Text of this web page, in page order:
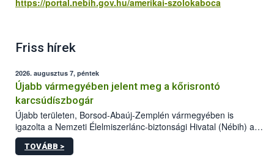
https://portal.nebih.gov.hu/amerikai-szolokaboca
Friss hírek
2026. augusztus 7, péntek
Újabb vármegyében jelent meg a kőrisrontó
karcsúdíszbogár
Újabb területen, Borsod-Abaúj-Zemplén vármegyében is
igazolta a Nemzeti Élelmiszerlánc-biztonsági Hivatal (Nébih) a
kőrisrontó karcsúdíszbogár (Agrilus planipennis) jelenlétét. A
kártevőt nem csak színcsapdában találták meg, de már fertőzött
TOVÁBB >